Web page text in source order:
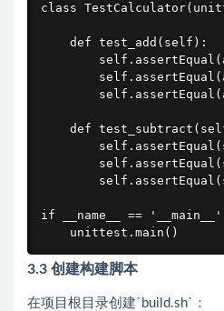
class
    def test_add(self):
def
if __name__ ==
    unittest.main()
3.3 创建构建脚本
在项目根目录创建`build.sh`：